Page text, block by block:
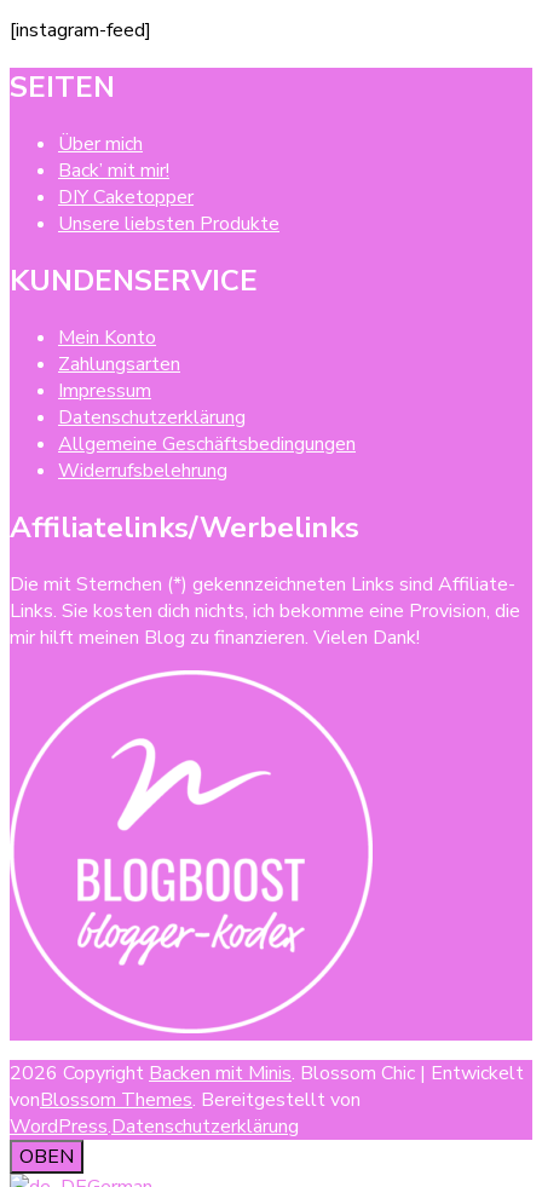
[instagram-feed]
SEITEN
Über mich
Back’ mit mir!
DIY Caketopper
Unsere liebsten Produkte
KUNDENSERVICE
Mein Konto
Zahlungsarten
Impressum
Datenschutzerklärung
Allgemeine Geschäftsbedingungen
Widerrufsbelehrung
Affiliatelinks/Werbelinks
Die mit Sternchen (*) gekennzeichneten Links sind Affiliate-
Links. Sie kosten dich nichts, ich bekomme eine Provision, die
mir hilft meinen Blog zu finanzieren. Vielen Dank!
2026 Copyright Backen mit Minis. Blossom Chic | Entwickelt
vonBlossom Themes. Bereitgestellt von
WordPress.Datenschutzerklärung
OBEN